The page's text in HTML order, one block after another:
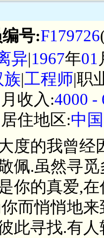
号:F179726
异|1967年01
族|工程师|职
收入:4000 -
住地区:中
度的我曾经
佩.虽然寻
你的真爱,
而悄悄地
此寻找.有